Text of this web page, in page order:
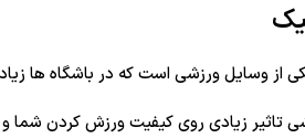
از وسایل ورزشی است که در باشگاه ها
تاثیر زیادی روی کیفیت ورزش کردن شما و